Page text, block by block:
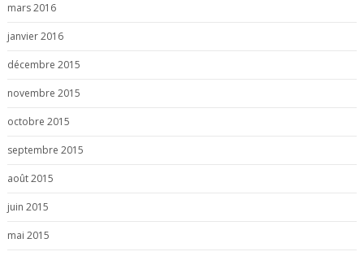
mars 2016
janvier 2016
décembre 2015
novembre 2015
octobre 2015
septembre 2015
août 2015
juin 2015
mai 2015